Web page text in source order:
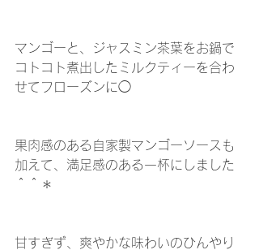
マンゴーと、ジャスミン茶葉をお鍋で
コトコト煮出したミルクティーを合わ
せてフローズンに◯
果肉感のある自家製マンゴーソースも
加えて、満足感のある一杯にしました
＾＾＊
甘すぎず、爽やかな味わいのひんやり